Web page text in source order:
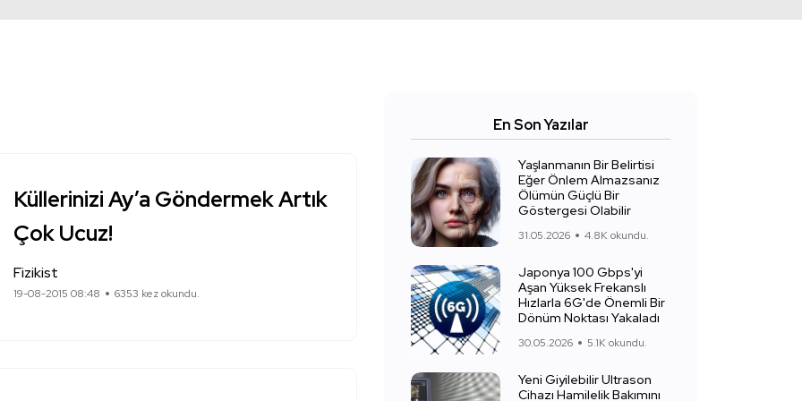
Küllerinizi Ay’a Göndermek Artık
Çok Ucuz!
Fizikist
19-08-2015 08:48 6353 kez okundu.
En Son Yazılar
Yaşlanmanın Bir Belirtisi
Eğer Önlem Almazsanız
Ölümün Güçlü Bir
Göstergesi Olabilir
31.05.2026 4.8K okundu.
Japonya 100 Gbps'yi
Aşan Yüksek Frekanslı
Hızlarla 6G'de Önemli Bir
Dönüm Noktası Yakaladı
30.05.2026 5.1K okundu.
Yeni Giyilebilir Ultrason
Cihazı Hamilelik Bakımını